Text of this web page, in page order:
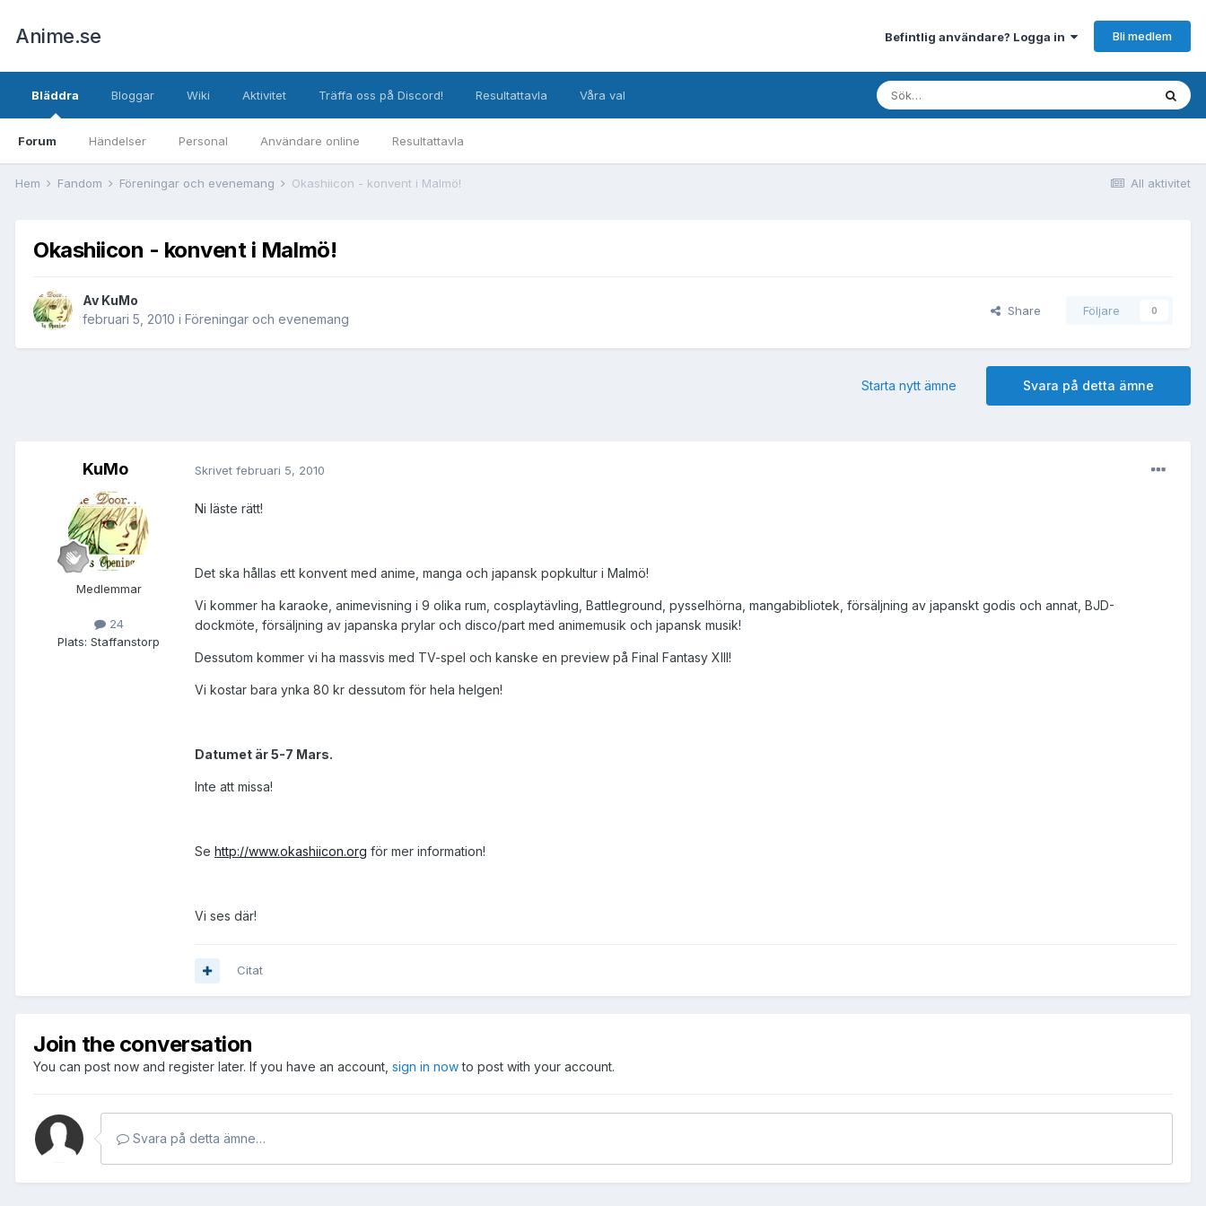
Anime.se Befintlig användare? Logga in Bli medlem
Bläddra
Forum Händelser Personal Användare online Resultattavla
Bloggar Wiki Aktivitet Träffa oss på Discord! Resultattavla Våra val
All aktivitet
Hem Fandom Föreningar och evenemang Okashiicon - konvent i Malmö!
Okashiicon - konvent i Malmö!
Av KuMo
februari 5, 2010 i Föreningar och evenemang
Share Följare 0
Svara på detta ämne
Starta nytt ämne
KuMo
Medlemmar
24
Plats: Staffanstorp
Skrivet februari 5, 2010
Ni läste rätt!
Det ska hållas ett konvent med anime, manga och japansk popkultur i Malmö!
Vi kommer ha karaoke, animevisning i 9 olika rum, cosplaytävling, Battleground, pysselhörna, mangabibliotek, försäljning av japanskt godis och annat, BJD-
dockmöte, försäljning av japanska prylar och disco/part med animemusik och japansk musik!
Dessutom kommer vi ha massvis med TV-spel och kanske en preview på Final Fantasy XIII!
Vi kostar bara ynka 80 kr dessutom för hela helgen!
Datumet är 5-7 Mars.
Inte att missa!
Se http://www.okashiicon.org för mer information!
Vi ses där!
Citat
Join the conversation
You can post now and register later. If you have an account, sign in nowto post with your account.
Svara på detta ämne…